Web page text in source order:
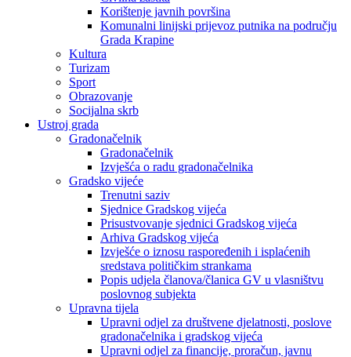
Korištenje javnih površina
Komunalni linijski prijevoz putnika na području
Grada Krapine
Kultura
Turizam
Sport
Obrazovanje
Socijalna skrb
Ustroj grada
Gradonačelnik
Gradonačelnik
Izvješća o radu gradonačelnika
Gradsko vijeće
Trenutni saziv
Sjednice Gradskog vijeća
Prisustvovanje sjednici Gradskog vijeća
Arhiva Gradskog vijeća
Izvješće o iznosu raspoređenih i isplaćenih
sredstava političkim strankama
Popis udjela članova/članica GV u vlasništvu
poslovnog subjekta
Upravna tijela
Upravni odjel za društvene djelatnosti, poslove
gradonačelnika i gradskog vijeća
Upravni odjel za financije, proračun, javnu